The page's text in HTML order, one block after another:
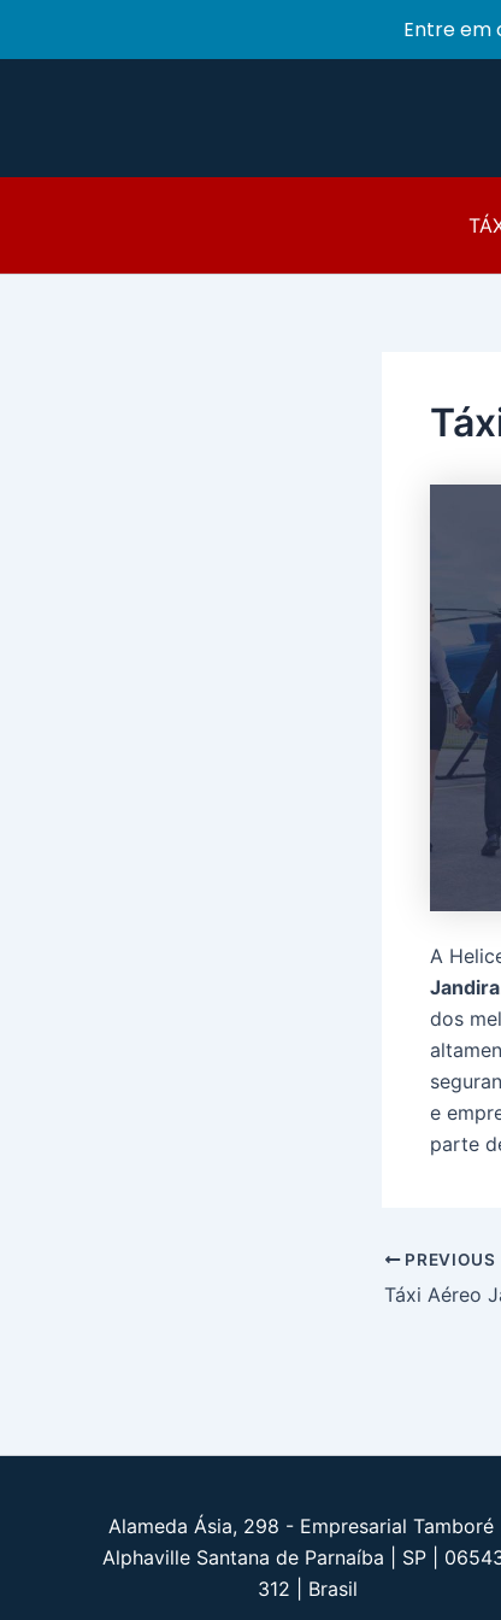
A
Jandira
dos
e
parte
Post
navigation
PREVIOUS
Táxi Aéreo
Alameda Ásia, 298 - Empresarial Tamboré |
Alphaville Santana de Parnaíba | SP |
312 | Brasil
Entre em